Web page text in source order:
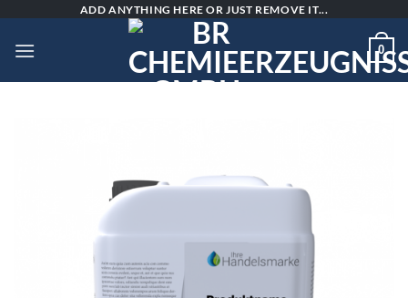
content
ADD ANYTHING HERE OR JUST REMOVE IT...
0